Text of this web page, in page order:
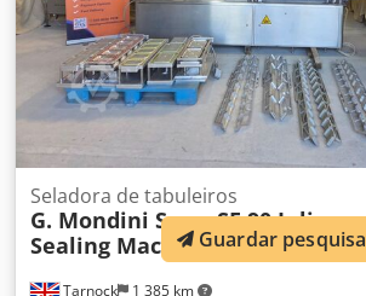
Tarnock 1 385 km
Seladora de tabuleiros
G. Mondini S.p.a.SF 90 Inline
Sealing MachineGuardar pesquisa